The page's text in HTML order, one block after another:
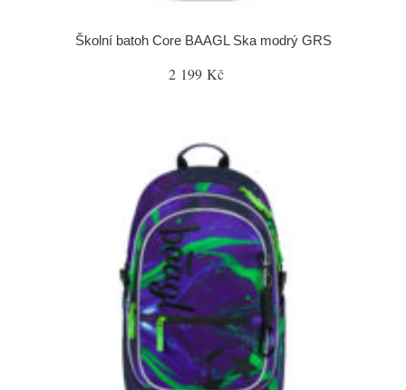
Školní batoh Core BAAGL Ska modrý GRS
2 199 Kč